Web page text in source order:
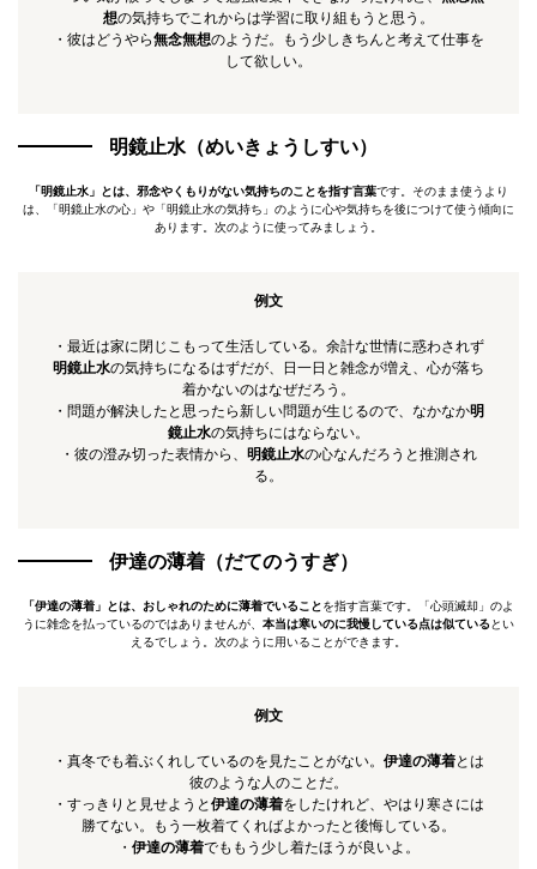
想の気持ちでこれからは学習に取り組もうと思う。
・彼はどうやら無念無想のようだ。もう少しきちんと考えて仕事を
して欲しい。
明鏡止水（めいきょうしすい）
「明鏡止水」とは、邪念やくもりがない気持ちのことを指す言葉です。そのまま使うより
は、「明鏡止水の心」や「明鏡止水の気持ち」のように心や気持ちを後につけて使う傾向に
あります。次のように使ってみましょう。
例文
・最近は家に閉じこもって生活している。余計な世情に惑わされず
明鏡止水の気持ちになるはずだが、日一日と雑念が増え、心が落ち
着かないのはなぜだろう。
・問題が解決したと思ったら新しい問題が生じるので、なかなか明
鏡止水の気持ちにはならない。
・彼の澄み切った表情から、 明鏡止水の心なんだろうと推測され
る。
伊達の薄着（だてのうすぎ）
「伊達の薄着」とは、おしゃれのために薄着でいることを指す言葉です。「心頭滅却」のよ
うに雑念を払っているのではありませんが、 本当は寒いのに我慢している点は似ている とい
えるでしょう。次のように用いることができます。
例文
・真冬でも着ぶくれしているのを見たことがない。 伊達の薄着とは
彼のような人のことだ。
・すっきりと見せようと伊達の薄着をしたけれど、やはり寒さには
勝てない。もう一枚着てくればよかったと後悔している。
・ 伊達の薄着でももう少し着たほうが良いよ。